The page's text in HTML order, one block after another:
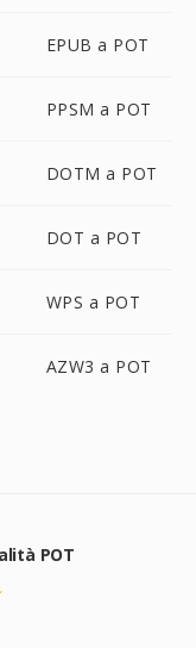
EPUB a POT
PPSM a POT
DOTM a POT
DOT a POT
WPS a POT
AZW3 a POT
POT